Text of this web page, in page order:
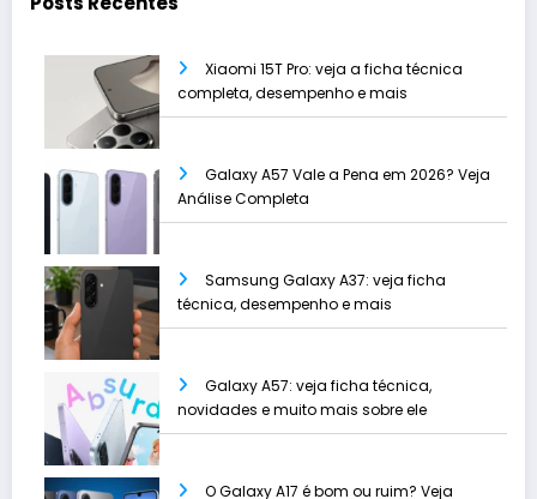
Xiaomi 15T Pro: veja a ficha técnica
completa, desempenho e mais
Galaxy A57 Vale a Pena em 2026? Veja
Análise Completa
Samsung Galaxy A37: veja ficha
técnica, desempenho e mais
Galaxy A57: veja ficha técnica,
novidades e muito mais sobre ele
O Galaxy A17 é bom ou ruim? Veja